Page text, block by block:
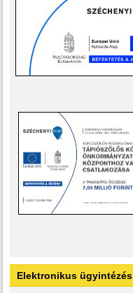
Elektronikus ügyintézés